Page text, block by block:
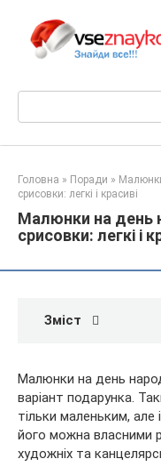
вмісту
Головна » Поради »
срисовки: легкі і красиві
Малюнки на день
срисовки: легкі і
Зміст
Малюнки на день
варіант подарунка.
тільки маленьким,
його можна власними
художніх та